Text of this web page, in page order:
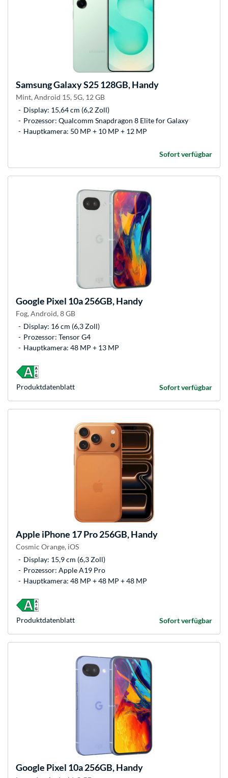
SamsungGalaxy S25 128GB, Handy
Mint, Android 15, 5G, 12 GB
Display: 15,64 cm (6,2 Zoll)
Prozessor: Qualcomm Snapdragon 8 Elite for Galaxy
Hauptkamera: 50 MP + 10 MP + 12 MP
Sofort verfügbar
Google Pixel 10a 256GB, Handy
Fog, Android, 8 GB
Display: 16 cm (6,3 Zoll)
Prozessor: Tensor G4
Hauptkamera: 48 MP + 13 MP
Sofort verfügbar
Produkt­datenblatt
Apple iPhone 17 Pro 256GB, Handy
Cosmic Orange, iOS
Display: 15,9 cm (6,3 Zoll)
Prozessor: Apple A19 Pro
Hauptkamera: 48 MP + 48 MP + 48 MP
Sofort verfügbar
Produkt­datenblatt
Google Pixel 10a 256GB, Handy